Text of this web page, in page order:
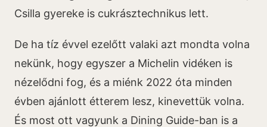
Csilla gyereke is cukrásztechnikus lett.
De ha tíz évvel ezelőtt valaki azt mondta volna
nekünk, hogy egyszer a Michelin vidéken is
nézelődni fog, és a miénk 2022 óta minden
évben ajánlott étterem lesz, kinevettük volna.
És most ott vagyunk a Dining Guide-ban is a